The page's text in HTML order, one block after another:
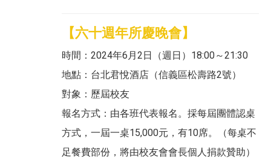
【六十週年所慶晚會】
時間：2024年6月2日（週日）18:00～21:30
地點：台北君悅酒店（信義區松壽路2號）
對象：歷屆校友
報名方式：由各班代表報名。採每屆團體認桌
方式，一屆一桌15,000元，有10席。（每桌不
足餐費部份，將由校友會會長個人捐款贊助）